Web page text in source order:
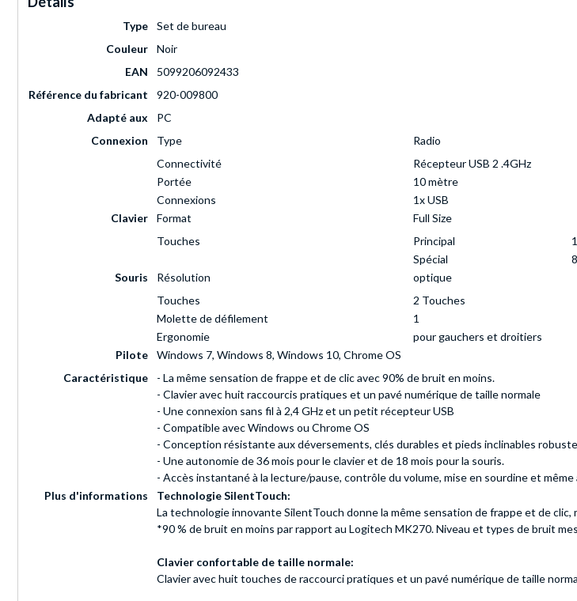
Type
Set de bureau
Couleur
Noir
EAN
5099206092433
Référence du fabricant
920-009800
Adapté aux
PC
Connexion
Type
Radio
Connectivité
Récepteur USB 2 .4GHz
Portée
10 mètre
Connexions
1x USB
Clavier
Format
Full Size
Touches
Principal
Spécial
Souris
Résolution
optique
Touches
2 Touches
Molette de défilement
1
Ergonomie
pour gauchers et droitiers
Pilote
Windows 7, Windows 8, Windows 10, Chrome OS
Caractéristique
- La même sensation de frappe et de clic avec 90% de bruit en moins.
- Clavier avec huit raccourcis pratiques et un pavé numérique de taille normale
- Une connexion sans fil à 2,4 GHz et un petit récepteur USB
- Compatible avec Windows ou Chrome OS
- Conception résistante aux déversements, clés durables et pieds inclinables
- Une autonomie de 36 mois pour le clavier et de 18 mois pour la souris.
- Accès instantané à la lecture/pause, contrôle du volume, mise en sourdine et même
Plus d'informations
Technologie SilentTouch:
La technologie innovante SilentTouch donne la même sensation de frappe et de clic,
*90 % de bruit en moins par rapport au Logitech MK270. Niveau et types de bruit
Clavier confortable de taille normale:
Clavier avec huit touches de raccourci pratiques et un pavé numérique de taille